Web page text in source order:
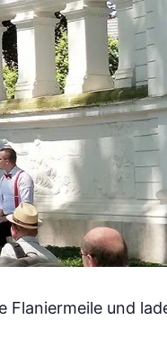
Flaniermeile und